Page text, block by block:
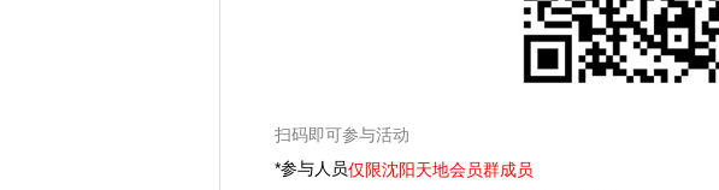
扫码即可参与活动
*参与人员仅限沈阳天地会员群成员